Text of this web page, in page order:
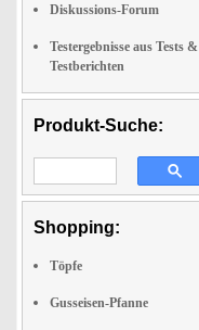
Diskussions-Forum
Testergebnisse aus Tests &
Testberichten
Produkt-Suche:
Shopping:
Töpfe
Gusseisen-Pfanne